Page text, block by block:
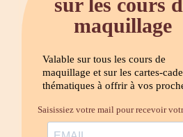
maquillage
Valable sur tous les cours de
maquillage et sur les cartes-
thématiques à offrir à vos
Saisissiez votre mail pour recevoir